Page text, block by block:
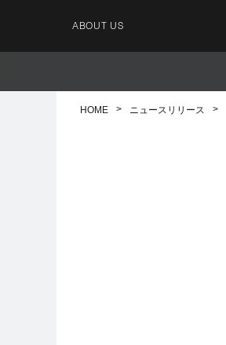
ABOUT US
HOME ニュースリリース